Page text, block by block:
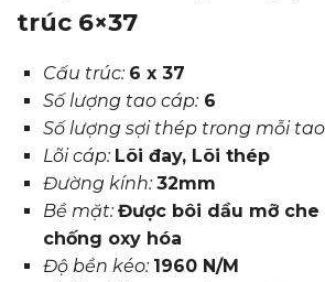
trúc 6×37
Cấu trúc: 6 x 37
Số lượng tao cáp: 6
Số lượng sợi thép trong mỗi
Lõi cáp: Lõi đay, Lõi thép
Đường kính: 32mm
Bề mặt: Được bôi dầu mỡ
chống oxy hóa
Độ bền kéo: 1960 N/M